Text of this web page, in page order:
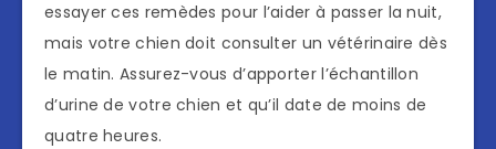
essayer ces remèdes pour l’aider à passer la nuit,
mais votre chien doit consulter un vétérinaire dès
le matin. Assurez-vous d’apporter l’échantillon
d’urine de votre chien et qu’il date de moins de
quatre heures.